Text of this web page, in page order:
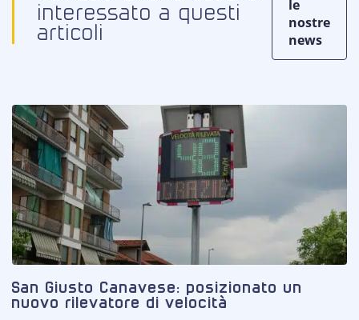
interessato a questi
articoli
le
nostre
news
San Giusto Canavese: posizionato un
nuovo rilevatore di velocità